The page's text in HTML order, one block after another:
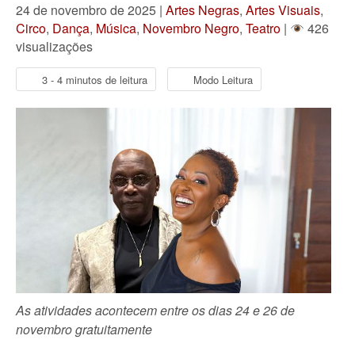
24 de novembro de 2025 | Artes Negras, Artes Visuais,
Circo, Dança, Música, Novembro Negro, Teatro |
426
visualizações
3 - 4 minutos de leitura Modo Leitura
As atividades acontecem entre os dias 24 e 26 de
novembro gratuitamente